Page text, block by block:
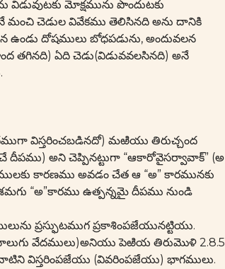
మోక్షమును పొందుటకు
మంచి చెడుల వివేకము తెలిసినది అను దానికి
దోషములు బోధపడును, అందువలన
తగినది) ఏది చెడు(విడువవలసినది) అనే
విస్తరించబడినదో) మఱియు తిరుచ్చంద
దీపము) అని చెప్పినట్టుగా “ఆకారోవైసర్వావాక్” (అ
కారణము అవడం చేత ఆ “అ” కారమునకు
“అ”కారము ఉత్పన్నమై దీపము నుండి
ప్రస్ఫుటముగ ప్రకాశింపజేయునట్టియు.
వేదములు)అనియు పెఱియ తిరుమొళి 2.8.5
విస్తరింపజేయు (వివరింపజేయు) భాగములు.